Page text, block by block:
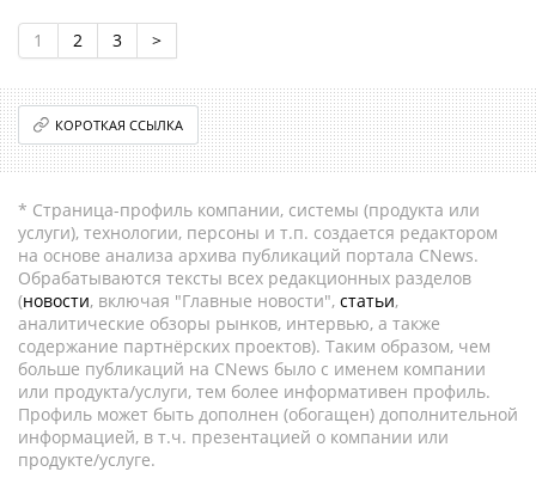
1 2 3 >
КОРОТКАЯ ССЫЛКА
* Страница-профиль компании, системы (продукта или
услуги), технологии, персоны и т.п. создается редактором
на основе анализа архива публикаций портала CNews.
Обрабатываются тексты всех редакционных разделов
(новости, включая "Главные новости", статьи,
аналитические обзоры рынков, интервью, а также
содержание партнёрских проектов). Таким образом, чем
больше публикаций на CNews было с именем компании
или продукта/услуги, тем более информативен профиль.
Профиль может быть дополнен (обогащен) дополнительной
информацией, в т.ч. презентацией о компании или
продукте/услуге.